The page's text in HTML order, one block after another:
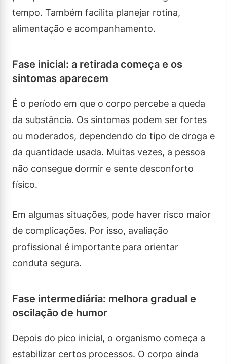
tempo. Também facilita planejar rotina,
alimentação e acompanhamento.
Fase inicial: a retirada começa e os
sintomas aparecem
É o período em que o corpo percebe a queda
da substância. Os sintomas podem ser fortes
ou moderados, dependendo do tipo de droga e
da quantidade usada. Muitas vezes, a pessoa
não consegue dormir e sente desconforto
físico.
Em algumas situações, pode haver risco maior
de complicações. Por isso, avaliação
profissional é importante para orientar
conduta segura.
Fase intermediária: melhora gradual e
oscilação de humor
Depois do pico inicial, o organismo começa a
estabilizar certos processos. O corpo ainda